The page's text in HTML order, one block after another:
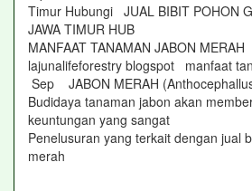
Timur Hubungi JUAL BIBIT POHON
JAWA TIMUR HUB
MANFAAT TANAMAN JABON
lajunalifeforestry blogspot manfaat
Sep JABON MERAH
Budidaya tanaman jabon akan
keuntungan yang sangat
Penelusuran yang terkait dengan jual
merah